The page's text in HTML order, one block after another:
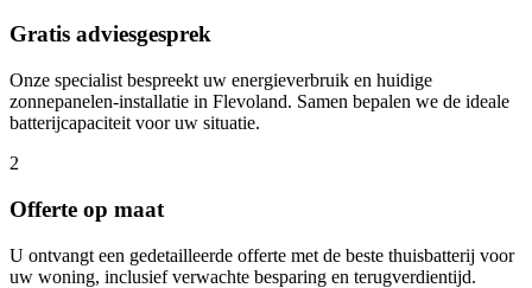
Gratis adviesgesprek
Onze specialist bespreekt uw energieverbruik en huidige
zonnepanelen-installatie in Flevoland. Samen bepalen we de ideale
batterijcapaciteit voor uw situatie.
2
Offerte op maat
U ontvangt een gedetailleerde offerte met de beste thuisbatterij voor
uw woning, inclusief verwachte besparing en terugverdientijd.